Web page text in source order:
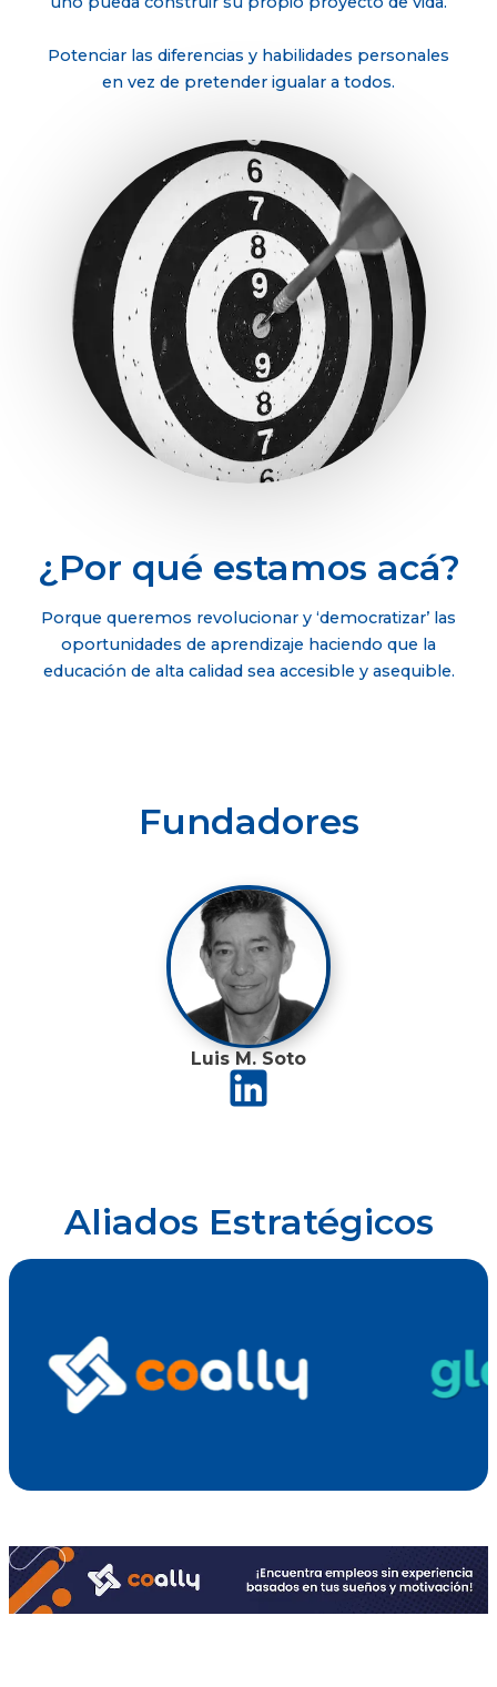
Potenciar las diferencias y habilidades personales
en vez de pretender igualar a todos.
¿Por qué estamos acá?
Porque queremos revolucionar y ‘democratizar’ las
oportunidades de aprendizaje haciendo que la
educación de alta calidad sea accesible y asequible.
Fundadores
Luis M. Soto
Aliados Estratégicos